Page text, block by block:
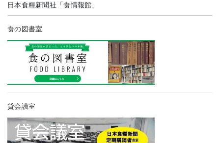
日本食糧新聞社「食情報館」
食の図書室
貸会議室